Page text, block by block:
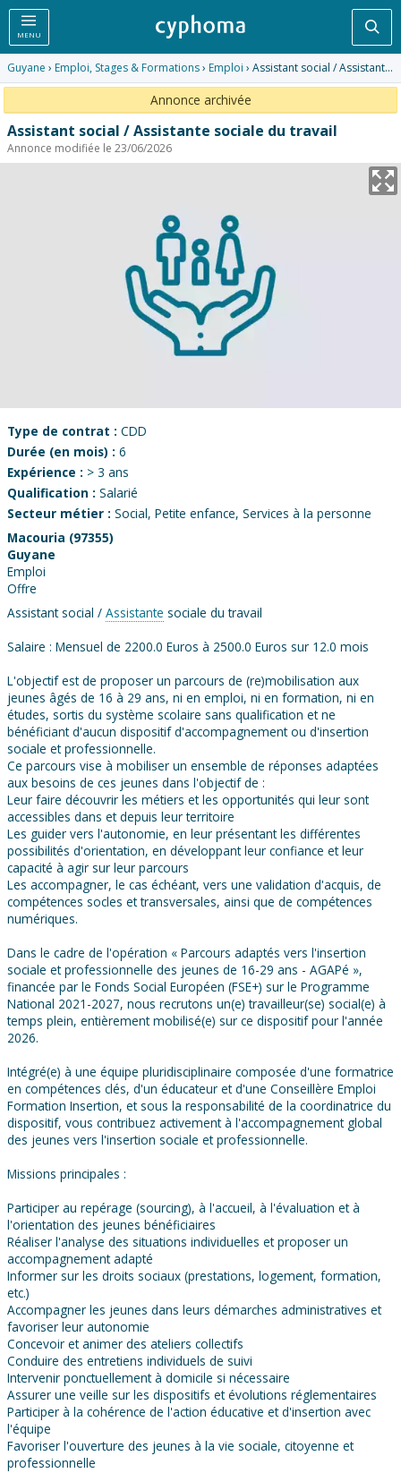
MENU
Guyane › Emploi, Stages & Formations› Emploi › Assistant social / Assistante sociale du travail
Annonce archivée
Assistant social / Assistante sociale du travail
Annonce modifiée le 23/06/2026
Type de contrat : CDD
Durée (en mois) : 6
Expérience : > 3 ans
Qualification : Salarié
Secteur métier : Social, Petite enfance, Services à la personne
Macouria (97355)
Guyane
Emploi
Offre
Assistant social / Assistante sociale du travail
Salaire : Mensuel de 2200.0 Euros à 2500.0 Euros sur 12.0 mois
L'objectif est de proposer un parcours de (re)mobilisation aux
jeunes âgés de 16 à 29 ans, ni en emploi, ni en formation, ni en
études, sortis du système scolaire sans qualification et ne
bénéficiant d'aucun dispositif d'accompagnement ou d'insertion
sociale et professionnelle.
Ce parcours vise à mobiliser un ensemble de réponses adaptées
aux besoins de ces jeunes dans l'objectif de :
Leur faire découvrir les métiers et les opportunités qui leur sont
accessibles dans et depuis leur territoire
Les guider vers l'autonomie, en leur présentant les différentes
possibilités d'orientation, en développant leur confiance et leur
capacité à agir sur leur parcours
Les accompagner, le cas échéant, vers une validation d'acquis, de
compétences socles et transversales, ainsi que de compétences
numériques.
Dans le cadre de l'opération « Parcours adaptés vers l'insertion
sociale et professionnelle des jeunes de 16-29 ans - AGAPé »,
financée par le Fonds Social Européen (FSE+) sur le Programme
National 2021-2027, nous recrutons un(e) travailleur(se) social(e) à
temps plein, entièrement mobilisé(e) sur ce dispositif pour l'année
2026.
Intégré(e) à une équipe pluridisciplinaire composée d'une formatrice
en compétences clés, d'un éducateur et d'une Conseillère Emploi
Formation Insertion, et sous la responsabilité de la coordinatrice du
dispositif, vous contribuez activement à l'accompagnement global
des jeunes vers l'insertion sociale et professionnelle.
Missions principales :
Participer au repérage (sourcing), à l'accueil, à l'évaluation et à
l'orientation des jeunes bénéficiaires
Réaliser l'analyse des situations individuelles et proposer un
accompagnement adapté
Informer sur les droits sociaux (prestations, logement, formation,
etc.)
Accompagner les jeunes dans leurs démarches administratives et
favoriser leur autonomie
Concevoir et animer des ateliers collectifs
Conduire des entretiens individuels de suivi
Intervenir ponctuellement à domicile si nécessaire
Assurer une veille sur les dispositifs et évolutions réglementaires
Participer à la cohérence de l'action éducative et d'insertion avec
l'équipe
Favoriser l'ouverture des jeunes à la vie sociale, citoyenne et
professionnelle